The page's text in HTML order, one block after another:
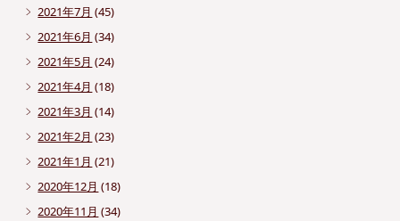
2021年7月 (45)
2021年6月 (34)
2021年5月 (24)
2021年4月 (18)
2021年3月 (14)
2021年2月 (23)
2021年1月 (21)
2020年12月 (18)
2020年11月 (34)